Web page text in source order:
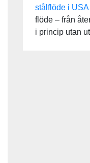
stålflöde i USA
flöde – från
i princip utan